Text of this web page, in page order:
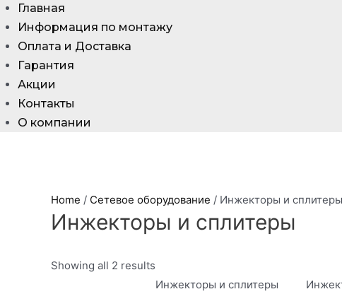
Главная
Информация по монтажу
Оплата и Доставка
Гарантия
Акции
Контакты
О компании
Home / Сетевое оборудование / Инжекторы и сплитеры
Инжекторы и сплитеры
Showing all 2 results
Инжекторы и сплитеры